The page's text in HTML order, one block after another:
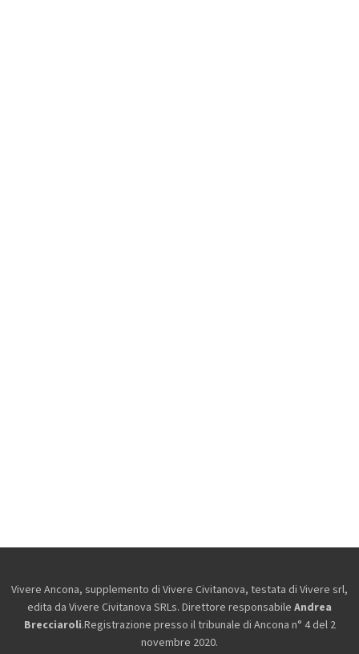
Vivere Ancona, supplemento di Vivere Civitanova, testata di Vivere srl,
edita da Vivere Civitanova SRLs. Direttore responsabile Andrea
Brecciaroli.Registrazione presso il tribunale di Ancona n° 4 del 2
novembre 2020.